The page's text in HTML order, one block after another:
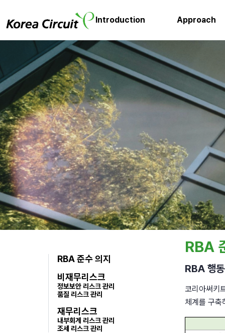
Introduction Approach
RBA 준수 의지
비재무리스크
정보보안 리스크 관리
품질 리스크 관리
재무리스크
내부회계 리스크 관리
조세 리스크 관리
RBA
RBA 행
코리아써키
체계를 구